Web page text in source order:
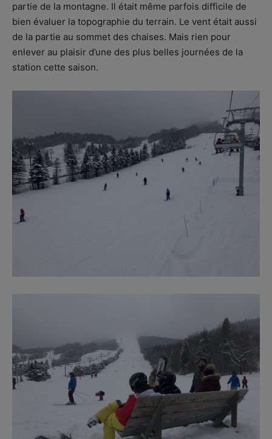
partie de la montagne. Il était même parfois difficile de
bien évaluer la topographie du terrain. Le vent était aussi
de la partie au sommet des chaises. Mais rien pour
enlever au plaisir d’une des plus belles journées de la
station cette saison.